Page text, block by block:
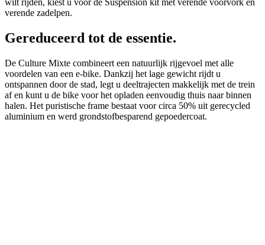
wilt rijden, kiest u voor de Suspension kit met verende voorvork en
verende zadelpen.
Gereduceerd tot de essentie.
De Culture Mixte combineert een natuurlijk rijgevoel met alle
voordelen van een e-bike. Dankzij het lage gewicht rijdt u
ontspannen door de stad, legt u deeltrajecten makkelijk met de trein
af en kunt u de bike voor het opladen eenvoudig thuis naar binnen
halen. Het puristische frame bestaat voor circa 50% uit gerecycled
aluminium en werd grondstofbesparend gepoedercoat.